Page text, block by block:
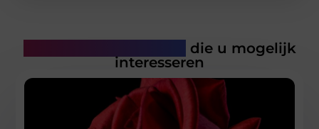
die u mogelijk
interesseren